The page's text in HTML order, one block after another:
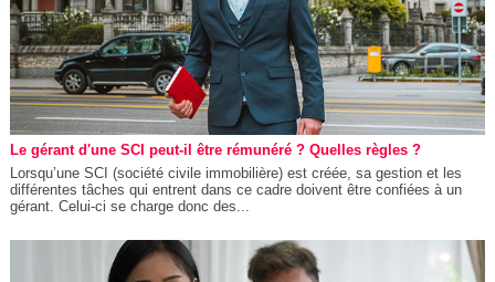
Le gérant d'une SCI peut-il être rémunéré ? Quelles règles ?
Lorsqu’une SCI (société civile immobilière) est créée, sa gestion et les
différentes tâches qui entrent dans ce cadre doivent être confiées à un
gérant. Celui-ci se charge donc des...